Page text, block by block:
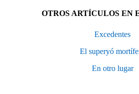
OTROS ARTÍCULOS EN
Excedentes
El superyó
En otro lugar